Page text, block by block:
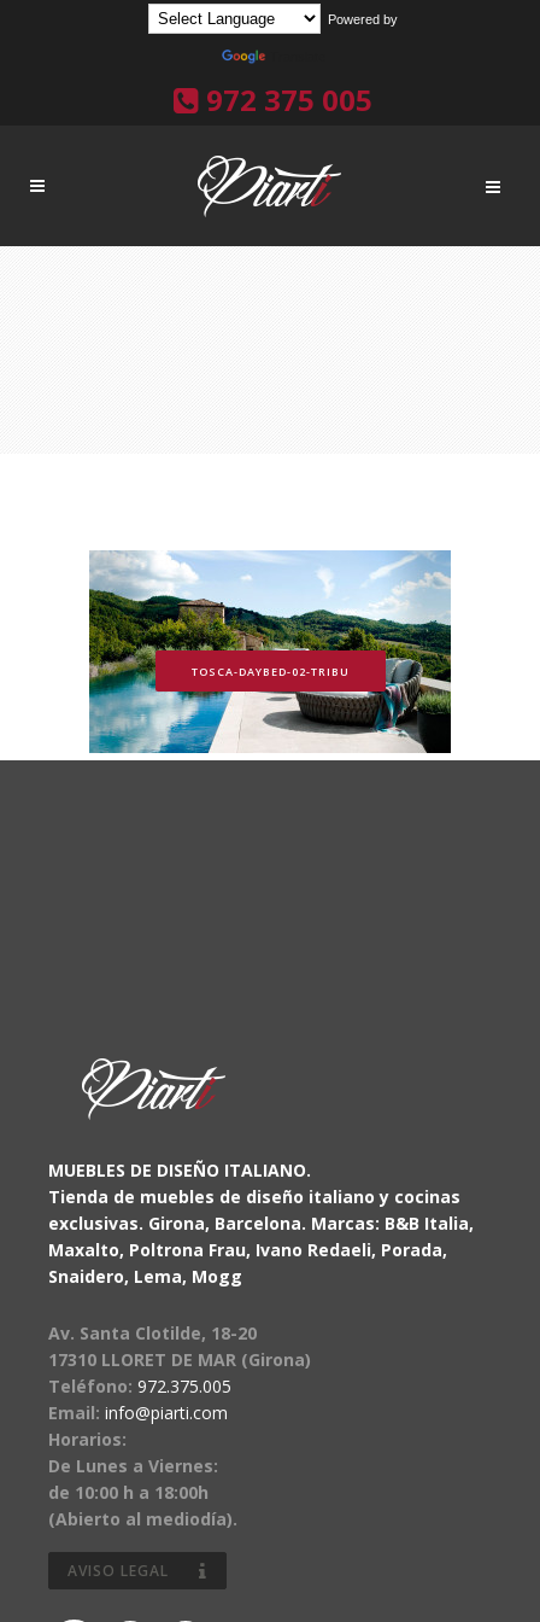
Powered by
972 375 005
TOSCA-DAYBED-02-TRIBU
MUEBLES DE DISEÑO ITALIANO.
Tienda de muebles de diseño italiano y cocinas
exclusivas. Girona, Barcelona. Marcas: B&B Italia,
Maxalto, Poltrona Frau, Ivano Redaeli, Porada,
Snaidero, Lema, Mogg
Av. Santa Clotilde, 18-20
17310 LLORET DE MAR (Girona)
Teléfono: 972.375.005
Email: info@piarti.com
Horarios:
De Lunes a Viernes:
de 10:00 h a 18:00h
(Abierto al mediodía).
AVISO LEGAL